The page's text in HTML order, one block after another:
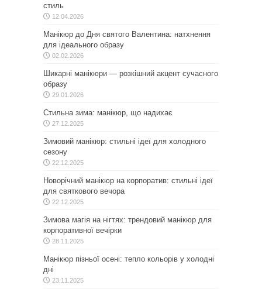
стиль
12.04.2026
Манікюр до Дня святого Валентина: натхнення
для ідеального образу
02.02.2026
Шикарні манікюри — розкішний акцент сучасного
образу
29.01.2026
Стильна зима: манікюр, що надихає
27.12.2025
Зимовий манікюр: стильні ідеї для холодного
сезону
22.12.2025
Новорічний манікюр на корпоратив: стильні ідеї
для святкового вечора
22.12.2025
Зимова магія на нігтях: трендовий манікюр для
корпоративної вечірки
28.11.2025
Манікюр пізньої осені: тепло кольорів у холодні
дні
23.11.2025